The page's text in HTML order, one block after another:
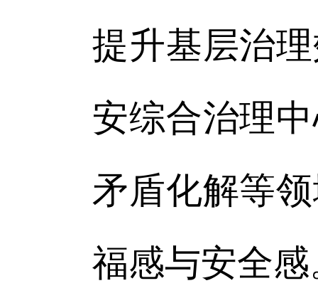
提升基层治
安综合治理
矛盾化解等
福感与安全感